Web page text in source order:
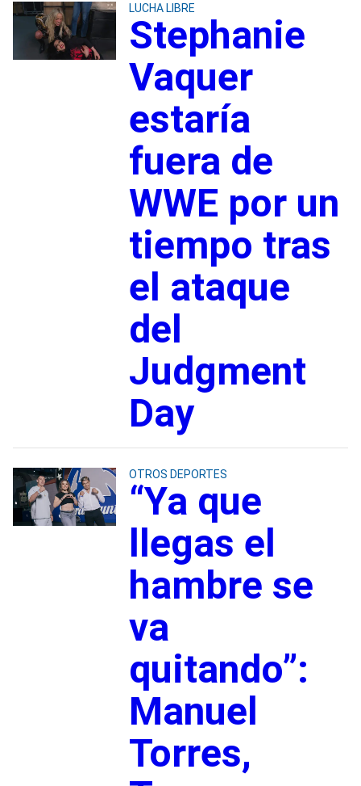
LUCHA LIBRE
Stephanie
Vaquer
estaría
fuera de
WWE por un
tiempo tras
el ataque
del
Judgment
Day
OTROS DEPORTES
“Ya que
llegas el
hambre se
va
quitando”:
Manuel
Torres,